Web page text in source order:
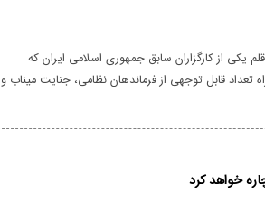
یکی از کارگزاران سابق جمهوری اسلامی ایران که
قابل توجهی از فرماندهان نظامی، جنایت میناب و
خواهد کرد